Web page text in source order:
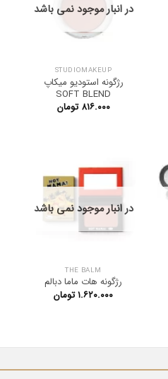
در انبار موجود نمی باشد
STUDIOMAKEUP
رژگونه استودیو میکاپ
SOFT BLEND
۸۱۶.۰۰۰ تومان
در انبار موجود نمی باشد
THE BALM
رژگونه هات ماما دبالم
۱.۶۲۰.۰۰۰تومان